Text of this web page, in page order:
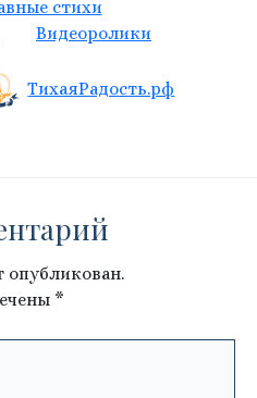
стихи
Видеоролики
ТихаяРадость.рф
опубликован.
*